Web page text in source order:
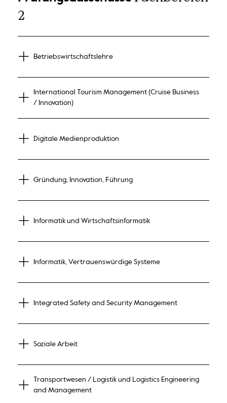
2
Betriebswirtschaftslehre
International Tourism Management (Cruise Business
/ Innovation)
Digitale Medienproduktion
Gründung, Innovation, Führung
Informatik und Wirtschaftsinformatik
Informatik, Vertrauenswürdige Systeme
Integrated Safety and Security Management
Soziale Arbeit
Transportwesen / Logistik und Logistics Engineering
and Management